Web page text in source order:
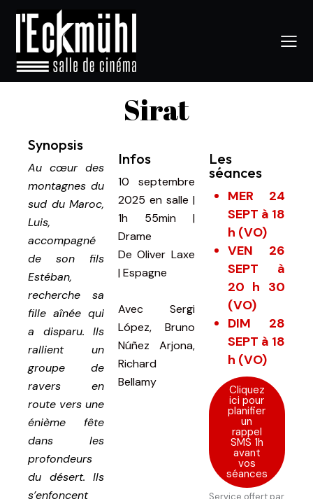
Sirat
Synopsis
Au cœur des
montagnes du
sud du Maroc,
Luis,
accompagné
de son fils
Estéban,
recherche sa
fille aînée qui
a disparu. Ils
rallient un
groupe de
ravers en
route vers une
énième fête
dans les
profondeurs
du désert. Ils
s’enfoncent
Infos
10 septembre
2025en salle |
1h 55min |
Drame
De Oliver Laxe
| Espagne
Avec Sergi
López, Bruno
Núñez Arjona,
Richard
Bellamy
Les
séances
MER 24
SEPT à 18
h (VO)
VEN 26
SEPT à
20 h 30
(VO)
DIM 28
SEPT à 18
h (VO)
Cliquez
ici pour
planifier
un
rappel
SMS 1h
avant
vos
séances
Service offert par